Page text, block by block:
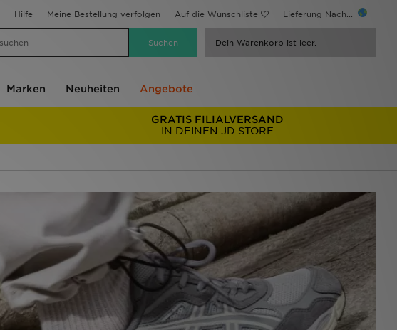
Hilfe Meine Bestellung verfolgen Auf die Wunschliste Lieferung Nach...
Dein Warenkorb ist leer.
Marken Neuheiten Angebote
GRATIS FILIALVERSAND
IN DEINEN JD STORE